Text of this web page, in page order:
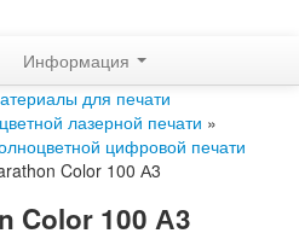
Информация
для печати
лазерной печати »
цифровой печати
Color 100 А3
Color 100 А3